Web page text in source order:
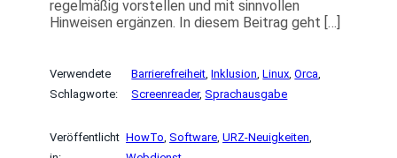
regelmäßig vorstellen und mit sinnvollen
Hinweisen ergänzen. In diesem Beitrag geht […]
Verwendete
Schlagworte:
Barrierefreiheit , Inklusion , Linux , Orca
Screenreader, Sprachausgabe
Veröffentlicht HowTo , Software , URZ-Neuigkeiten